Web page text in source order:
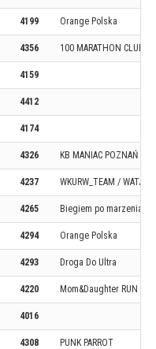
4199 Orange Polska
4356 100 MARATHON CLUB
4159
4412
4174
4326 KB MANIAC POZNAŃ
4237 WKURW_TEAM / WATAHA
4265 Biegiem po marzenia
4294 Orange Polska
4293 Droga Do Ultra
4220 Mom&Daughter RUN
4016
4308 PUNK PARROT